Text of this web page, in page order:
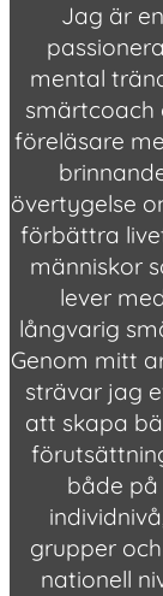
Jag är en
mental
smärtcoach
föreläsare
övertygelse
förbättra
människor
lever med
långvarig
Genom mitt
strävar jag
att skapa
både på
grupper
nationell